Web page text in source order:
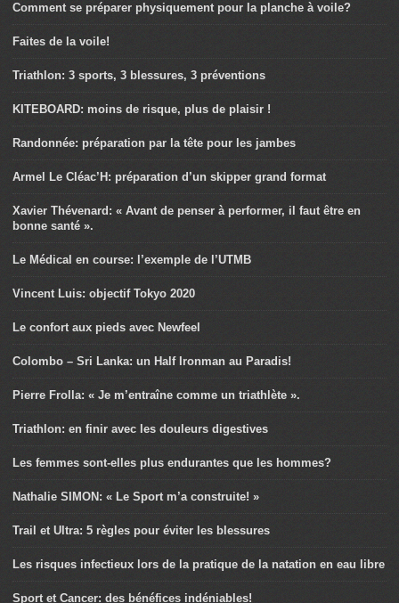
Comment se préparer physiquement pour la planche à voile?
Faites de la voile!
Triathlon: 3 sports, 3 blessures, 3 préventions
KITEBOARD: moins de risque, plus de plaisir !
Randonnée: préparation par la tête pour les jambes
Armel Le Cléac’H: préparation d’un skipper grand format
Xavier Thévenard: « Avant de penser à performer, il faut être en
bonne santé ».
Le Médical en course: l’exemple de l’UTMB
Vincent Luis: objectif Tokyo 2020
Le confort aux pieds avec Newfeel
Colombo – Sri Lanka: un Half Ironman au Paradis!
Pierre Frolla: « Je m’entraîne comme un triathlète ».
Triathlon: en finir avec les douleurs digestives
Les femmes sont-elles plus endurantes que les hommes?
Nathalie SIMON: « Le Sport m’a construite! »
Trail et Ultra: 5 règles pour éviter les blessures
Les risques infectieux lors de la pratique de la natation en eau libre
Sport et Cancer: des bénéfices indéniables!